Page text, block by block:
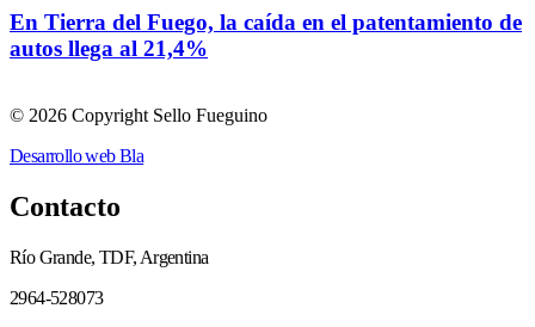
En Tierra del Fuego, la caída en el patentamiento de
autos llega al 21,4%
© 2026 Copyright Sello Fueguino
Desarrollo web Bla
Contacto
Río Grande, TDF, Argentina
2964-528073